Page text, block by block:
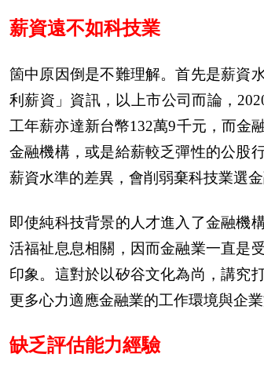
薪資遠不如科技業
箇中原因倒是不難理解。首先是薪資
利薪資」資訊，以上市公司而論，
工年薪亦達新台幣132萬9千元，而金
金融機構，或是給薪較乏彈性的公股
薪資水準的差異，會削弱棄科技業選
即使純科技背景的人才進入了金融機
活福祉息息相關，因而金融業一直是
印象。這對於以矽谷文化為尚，講究
更多心力適應金融業的工作環境與企
缺乏評估能力經驗